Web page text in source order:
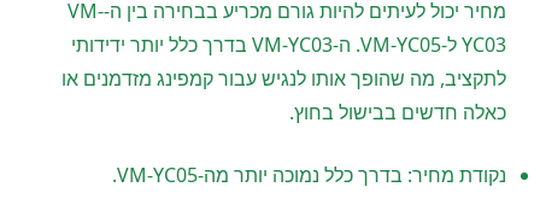
מחיר יכול לעיתים להיות גורם מכריע בבחירה בין ה-VM-
YC03 ל-VM-YC05. ה-VM-YC03 בדרך כלל יותר ידידותי
לתקציב, מה שהופך אותו לנגיש עבור קמפינג מזדמנים או
כאלה חדשים בבישול בחוץ.
נקודת מחיר: בדרך כלל נמוכה יותר מה-VM-YC05.